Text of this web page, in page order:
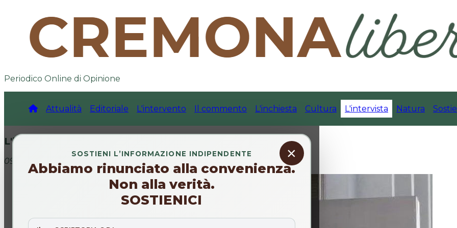
Periodico Online di Opinione
Attualità Editoriale L'intervento Il commento L'inchiesta Cultura L'intervista Natura
×
SOSTIENI L’INFORMAZIONE INDIPENDENTE
Abbiamo rinunciato alla convenienza.
Non alla verità.
SOSTIENICI
L'intervista
09 dic 2025